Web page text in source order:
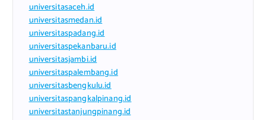
universitasaceh.id
universitasmedan.id
universitaspadang.id
universitaspekanbaru.id
universitasjambi.id
universitaspalembang.id
universitasbengkulu.id
universitaspangkalpinang.id
universitastanjungpinang.id